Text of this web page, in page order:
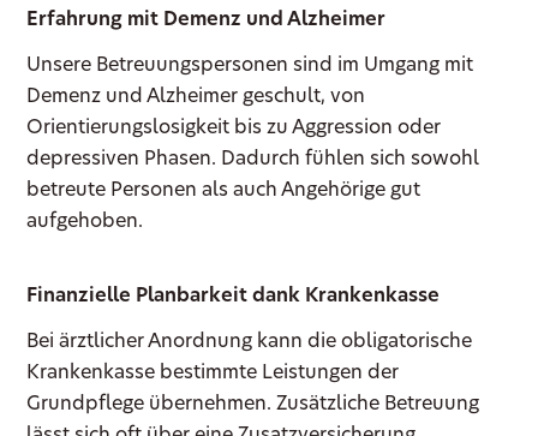
Erfahrung mit Demenz und Alzheimer
Unsere Betreuungspersonen sind im Umgang mit
Demenz und Alzheimer geschult, von
Orientierungslosigkeit bis zu Aggression oder
depressiven Phasen. Dadurch fühlen sich sowohl
betreute Personen als auch Angehörige gut
aufgehoben.
Finanzielle Planbarkeit dank Krankenkasse
Bei ärztlicher Anordnung kann die obligatorische
Krankenkasse bestimmte Leistungen der
Grundpflege übernehmen. Zusätzliche Betreuung